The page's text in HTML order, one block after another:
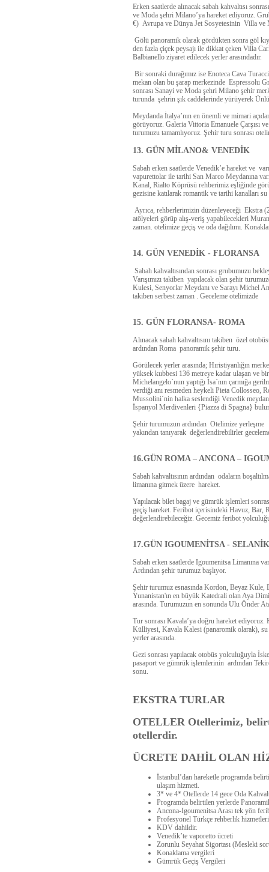
Erken saatlerde alınacak sabah kahvaltısı
ve Moda şehri Milano’ya hareket ediyoruz.
€) Avrupa ve Dünya Jet Sosyetesinin Villa ve
Gölü panoramik olarak gördükten sonra göl
den fazla çiçek peysajı ile dikkat çeken Villa
Balbianello ziyaret edilecek yerler arasındadır.
Bir sonraki durağımız ise Enoteca Cava
mekan olan bu şarap merkezinde Espressolu
sonrası Sanayi ve Moda şehri Milano şehir
turunda şehrin şık caddelerinde yürüyerek
Meydanda İtalya’nın en önemli ve mimari
görüyoruz. Galeria Vittoria Emanuele Çarşısı
turumuzu tamamlıyoruz. Şehir turu sonrası
13. GÜN MİLANO& VENEDİK
Sabah erken saatlerde Venedik’e hareket ve
vapurettolar ile tarihi San Marco Meydanına
Kanal, Rialto Köprüsü rehberimiz eşliğinde
gezisine katılarak romantik ve tarihi kanalları
Ayrıca, rehberlerimizin düzenleyeceği Ekstra
atölyeleri görüp alış-veriş yapabilecekleri
zaman. otelimize geçiş ve oda dağılımı.
14. GÜN VENEDİK - FLORANSA
Sabah kahvaltısından sonrası grubumuzu
Varışımızı takiben yapılacak olan şehir
Kulesi, Senyorlar Meydanı ve Sarayı Michel
takiben serbest zaman . Geceleme otelimizde
15. GÜN FLORANSA- ROMA
Alınacak sabah kahvaltısını takiben özel
ardından Roma panoramik şehir turu.
Görülecek yerler arasında; Hıristiyanlığın
yüksek kubbesi 136 metreye kadar ulaşan ve
Michelangelo´nun yaptığı İsa´nın çarmığa
verdiği anı resmeden heykeli Pieta Collosseo,
Mussolini´nin halka seslendiği Venedik
İspanyol Merdivenleri {Piazza di Spagna}
Şehir turumuzun ardından Otelimize
yakından tanıyarak değerlendirebilirler
16.GÜN ROMA – ANCONA –
Sabah kahvaltısının ardından odaların
limanına gitmek üzere hareket.
Yapılacak bilet bagaj ve gümrük işlemleri
geçiş hareket. Feribot içerisindeki Havuz, Bar,
değerlendirebileceğiz. Gecemiz feribot
17.GÜN IGOUMENİTSA -
Sabah erken saatlerde Igoumenitsa Limanına
Ardından şehir turumuz başlıyor.
Şehir turumuz esnasında Kordon, Beyaz
Yunanistan'ın en büyük Katedrali olan Aya
arasında. Turumuzun en sonunda Ulu Önder
Tur sonrası Kavala’ya doğru hareket ediyoruz.
Külliyesi, Kavala Kalesi (panaromik olarak), su
yerler arasında.
Gezi sonrası yapılacak otobüs yolculuğuyla
pasaport ve gümrük işlemlerinin ardından
sonu.
EKSTRA TURLAR
OTELLER Otellerimiz,
otellerdir.
ÜCRETE DAHİL OLAN
İstanbul’dan hareketle programda
ulaşım hizmeti.
3* ve 4* Otellerde 14 gece Oda
Programda belirtilen yerlerde
Ancona-Igoumenitsa Arası tek yön
Profesyonel Türkçe rehberlik hizmetleri
KDV dahildir.
Venedik’te vaporetto ücreti
Zorunlu Seyahat Sigortası (Mesleki
Konaklama vergileri
Gümrük Geçiş Vergileri